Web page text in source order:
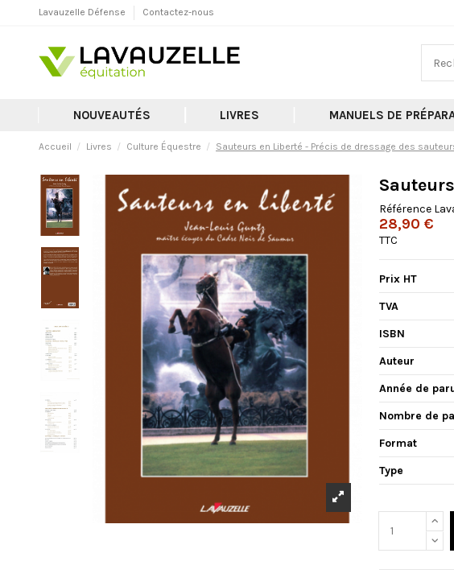
Lavauzelle Défense Contactez-nous
NOUVEAUTÉS LIVRES MANUELS DE
Accueil Livres Culture Équestre Sauteurs en Liberté - Précis de dressage des
Référence
28,90 €
TTC
Prix HT
TVA
ISBN
Auteur
Année de
Nombre de
Format
Type